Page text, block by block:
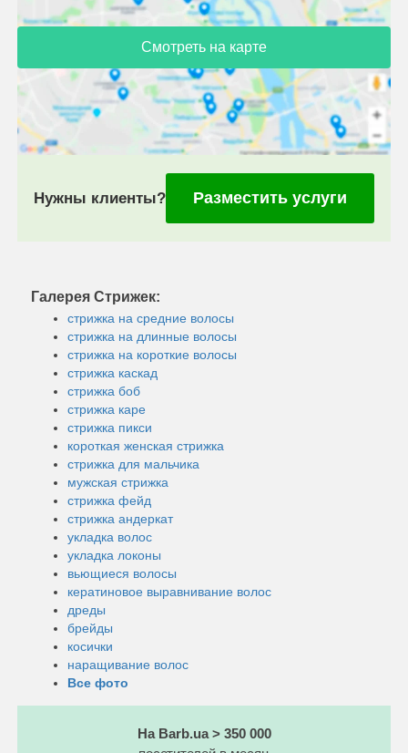
Смотреть на карте
Нужны клиенты? Разместить услуги
Галерея Стрижек:
стрижка на средние волосы
стрижка на длинные волосы
стрижка на короткие волосы
стрижка каскад
стрижка боб
стрижка каре
стрижка пикси
короткая женская стрижка
стрижка для мальчика
мужская стрижка
стрижка фейд
стрижка андеркат
укладка волос
укладка локоны
вьющиеся волосы
кератиновое выравнивание волос
дреды
брейды
косички
наращивание волос
Все фото
На Barb.ua > 350 000